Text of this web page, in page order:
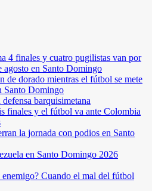
4 finales y cuatro pugilistas van por
agosto en Santo Domingo
de dorado mientras el fútbol se mete
Santo Domingo
barquisimetana
finales y el fútbol va ante Colombia
la jornada con podios en Santo
en Santo Domingo 2026
enemigo? Cuando el mal del fútbol